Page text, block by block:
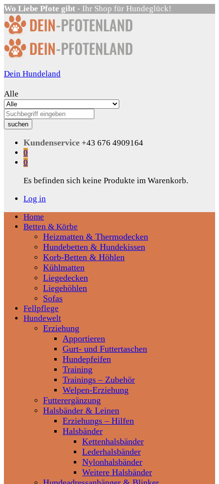
Wo Liebe Pfote gibt - Ihr Shop für Hundeglück!
Dein Hundeland
Alle
suchen
Kundenservice +43 676 4909164
0
0
Es befinden sich keine Produkte im Warenkorb.
Log in
Home
Betten & Körbe
Heizmatten & Thermodecken
Hundebetten & Hundekissen
Korb-Betten & Höhlen
Kühlmatten
Liegedecken
Liegehöhlen
Sofas
Fellpflege
Hundewelt
Erziehung
Apportieren
Gurt- und Futtertaschen
Hundepfeifen
Training
Trainings – Zubehör
Welpen-Erziehung
Futterergänzung
Halsbänder & Leinen
Erziehungs – Hilfen
Halsbänder
Kettenhalsbänder
Lederhalsbänder
Nylonhalsbänder
Weitere Halsbänder